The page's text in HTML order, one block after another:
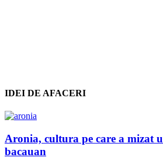
IDEI DE AFACERI
Aronia, cultura pe care a mizat
bacauan